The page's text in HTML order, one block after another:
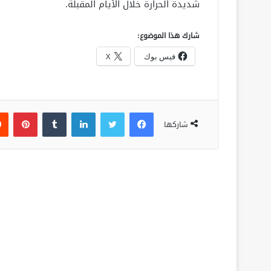
شديدة الحرارة خلال الأيام المقبلة.
شارك هذا الموضوع:
فيس بوك X
شاركها
فيسبوك لينكدإن بينتيريست